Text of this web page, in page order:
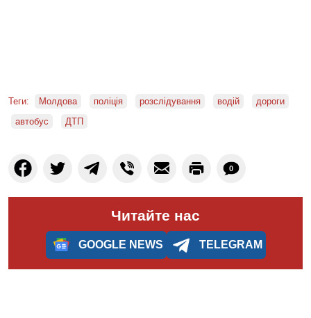
Теги: Молдова поліція розслідування водій
дороги
автобус
ДТП
0
Читайте нас
GOOGLE NEWS TELEGRAM